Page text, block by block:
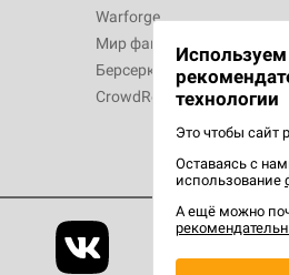
Warforge
Мир фантастики
Берсерк
CrowdRepublicтехнологии
Это чтобы сайт
Оставаясь с
использование
А ещё можно